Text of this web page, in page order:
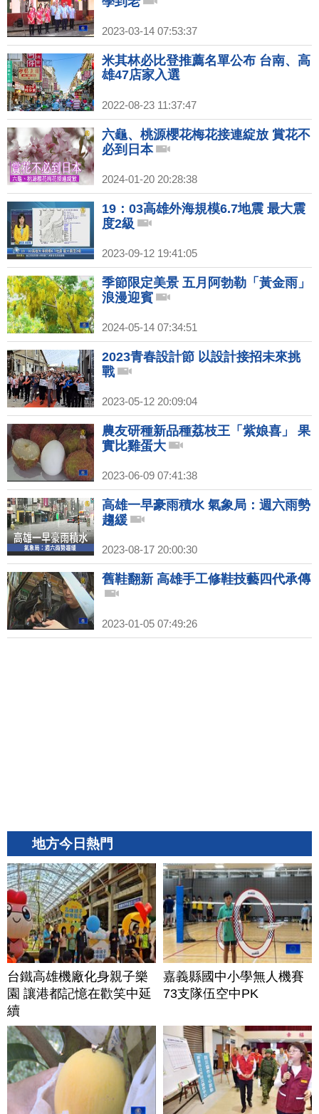
2023-03-14 07:53:37
米其林必比登推薦名單公布 台南、高
雄47店家入選
2022-08-23 11:37:47
六龜、桃源櫻花梅花接連綻放 賞花不
必到日本
2024-01-20 20:28:38
19：03高雄外海規模6.7地震 最大震
度2級
2023-09-12 19:41:05
季節限定美景 五月阿勃勒「黃金雨」
浪漫迎賓
2024-05-14 07:34:51
2023青春設計節 以設計接招未來挑
戰
2023-05-12 20:09:04
農友研種新品種荔枝王「紫娘喜」 果
實比雞蛋大
2023-06-09 07:41:38
高雄一早豪雨積水 氣象局：週六雨勢
趨緩
2023-08-17 20:00:30
舊鞋翻新 高雄手工修鞋技藝四代承傳
2023-01-05 07:49:26
地方今日熱門
台鐵高雄機廠化身親子樂
園 讓港都記憶在歡笑中延
續
嘉義縣國中小學無人機賽
73支隊伍空中PK